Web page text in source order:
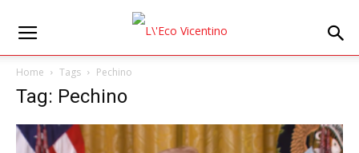
Home Tags Pechino
Tag: Pechino